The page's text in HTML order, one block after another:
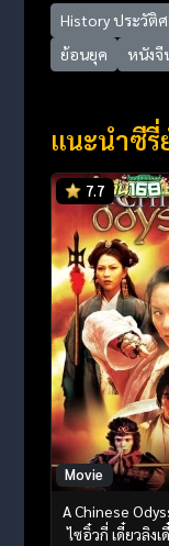
History ประวัติ
ย้อนยุค
หนังจี
แนะนำซี
7.7
Movie
A Chinese
ไซอิ๋วกี่ เดี๋ยวลิง